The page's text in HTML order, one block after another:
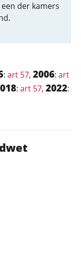
der kamers
: art 57, 2006: art
: art 57, 2022: